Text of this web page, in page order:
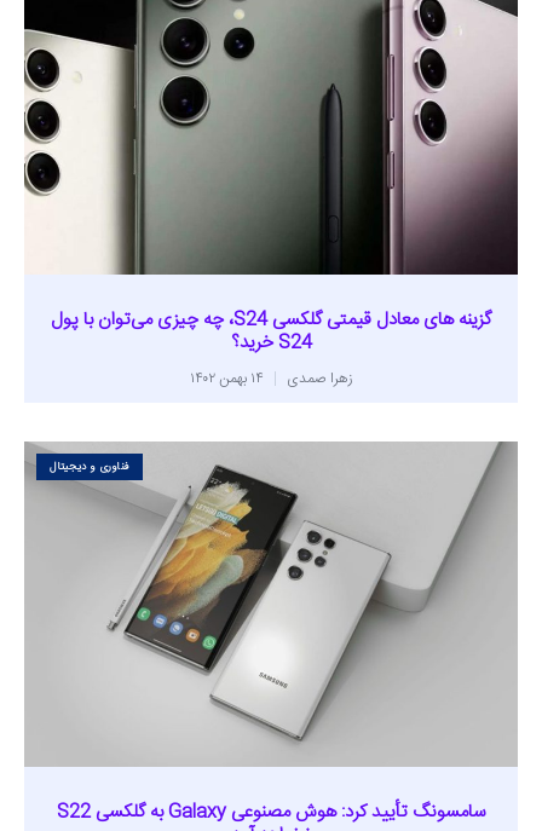
گزینه های معادل قیمتی گلکسی S24، چه چیزی می‌توان با پول
S24 خرید؟
زهرا صمدی
فناوری و دیجیتال
سامسونگ تأیید کرد: هوش مصنوعی Galaxy به گلکسی S22